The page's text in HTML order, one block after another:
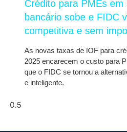
Crédito para PMEs em
bancário sobe e FIDC
competitiva e sem
As novas taxas de IOF para
2025 encarecem o custo para
que o FIDC se tornou a
e inteligente.